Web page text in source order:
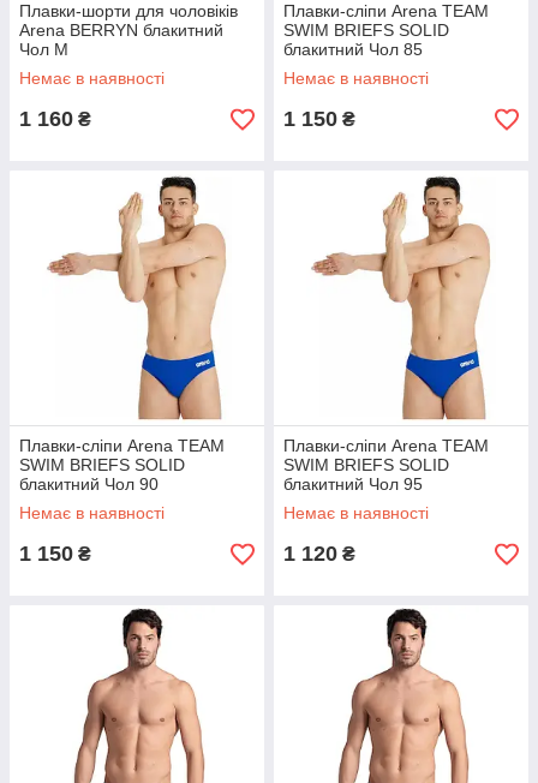
Плавки-шорти для чоловіків
Arena BERRYN блакитний
Чол M
Немає в наявності
1 160 ₴
Плавки-сліпи Arena TEAM
SWIM BRIEFS SOLID
блакитний Чол 85
Немає в наявності
1 150 ₴
Плавки-сліпи Arena TEAM
SWIM BRIEFS SOLID
блакитний Чол 90
Немає в наявності
1 150 ₴
Плавки-сліпи Arena TEAM
SWIM BRIEFS SOLID
блакитний Чол 95
Немає в наявності
1 120 ₴